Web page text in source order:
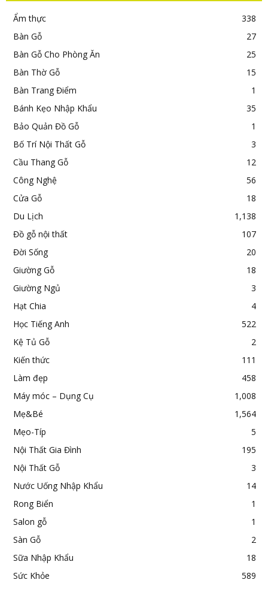
Ẩm thực
338
Bàn Gỗ
27
Bàn Gỗ Cho Phòng Ăn
25
Bàn Thờ Gỗ
15
Bàn Trang Điểm
1
Bánh Kẹo Nhập Khẩu
35
Bảo Quản Đồ Gỗ
1
Bố Trí Nội Thất Gỗ
3
Cầu Thang Gỗ
12
Công Nghệ
56
Cửa Gỗ
18
Du Lịch
1,138
Đồ gỗ nội thất
107
Đời Sống
20
Giường Gỗ
18
Giường Ngủ
3
Hạt Chia
4
Học Tiếng Anh
522
Kệ Tủ Gỗ
2
Kiến thức
111
Làm đẹp
458
Máy móc – Dụng Cụ
1,008
Mẹ&Bé
1,564
Mẹo-Típ
5
Nội Thất Gia Đình
195
Nội Thất Gỗ
3
Nước Uống Nhập Khẩu
14
Rong Biển
1
Salon gỗ
1
Sàn Gỗ
2
Sữa Nhập Khẩu
18
Sức Khỏe
589